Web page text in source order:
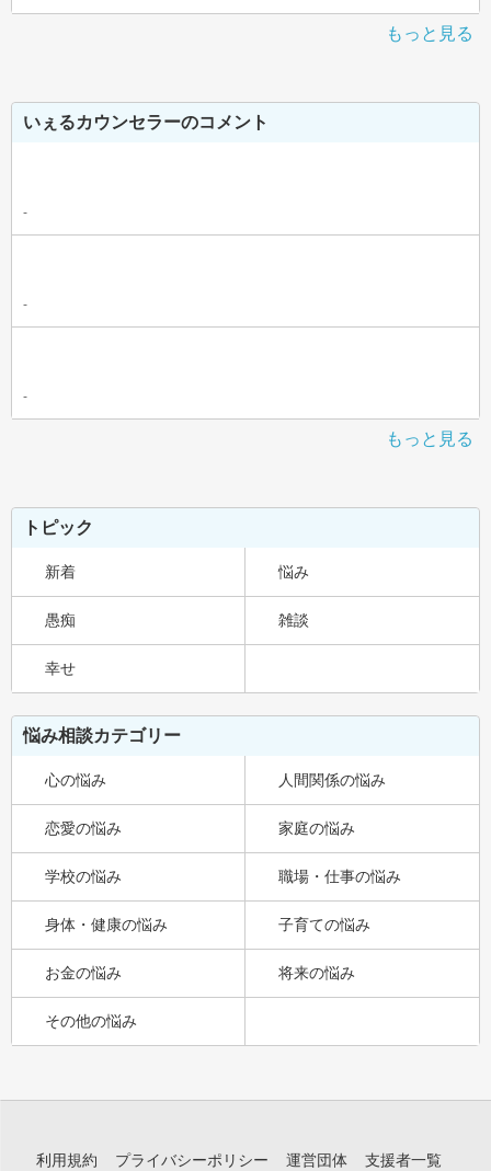
もっと見る
いぇるカウンセラーのコメント
-
-
-
もっと見る
トピック
新着 悩み
愚痴 雑談
幸せ
悩み相談カテゴリー
心の悩み 人間関係の悩み
恋愛の悩み 家庭の悩み
学校の悩み 職場・仕事の悩み
身体・健康の悩み 子育ての悩み
お金の悩み 将来の悩み
その他の悩み
利用規約 プライバシーポリシー 運営団体 支援者一覧